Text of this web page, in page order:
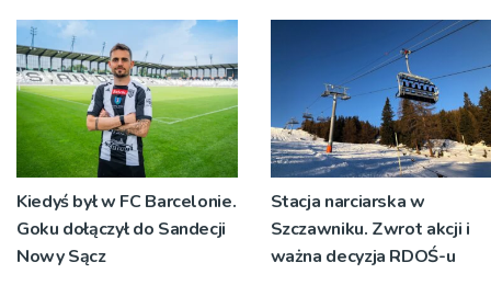
Kiedyś był w FC Barcelonie.
Goku dołączył do Sandecji
Nowy Sącz
Stacja narciarska w
Szczawniku. Zwrot akcji i
ważna decyzja RDOŚ-u